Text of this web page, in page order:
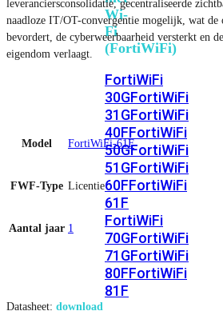
Wi-
Fi
(FortiWiFi)
FortiWiFi
30GFortiWiFi
31GFortiWiFi
40FFortiWiFi
50GFortiWiFi
51GFortiWiFi
60FFortiWiFi
61F
FortiWiFi
70GFortiWiFi
71GFortiWiFi
80FFortiWiFi
81F
leveranciersconsolidatie, gecentraliseerde
naadloze IT/OT-convergentie mogelijk, wat de
bevordert, de cyberweerbaarheid versterkt en
eigendom verlaagt.
Model FortiWiFi-61F
FWF-Type Licentie
Aantal jaar 1
Datasheet: download